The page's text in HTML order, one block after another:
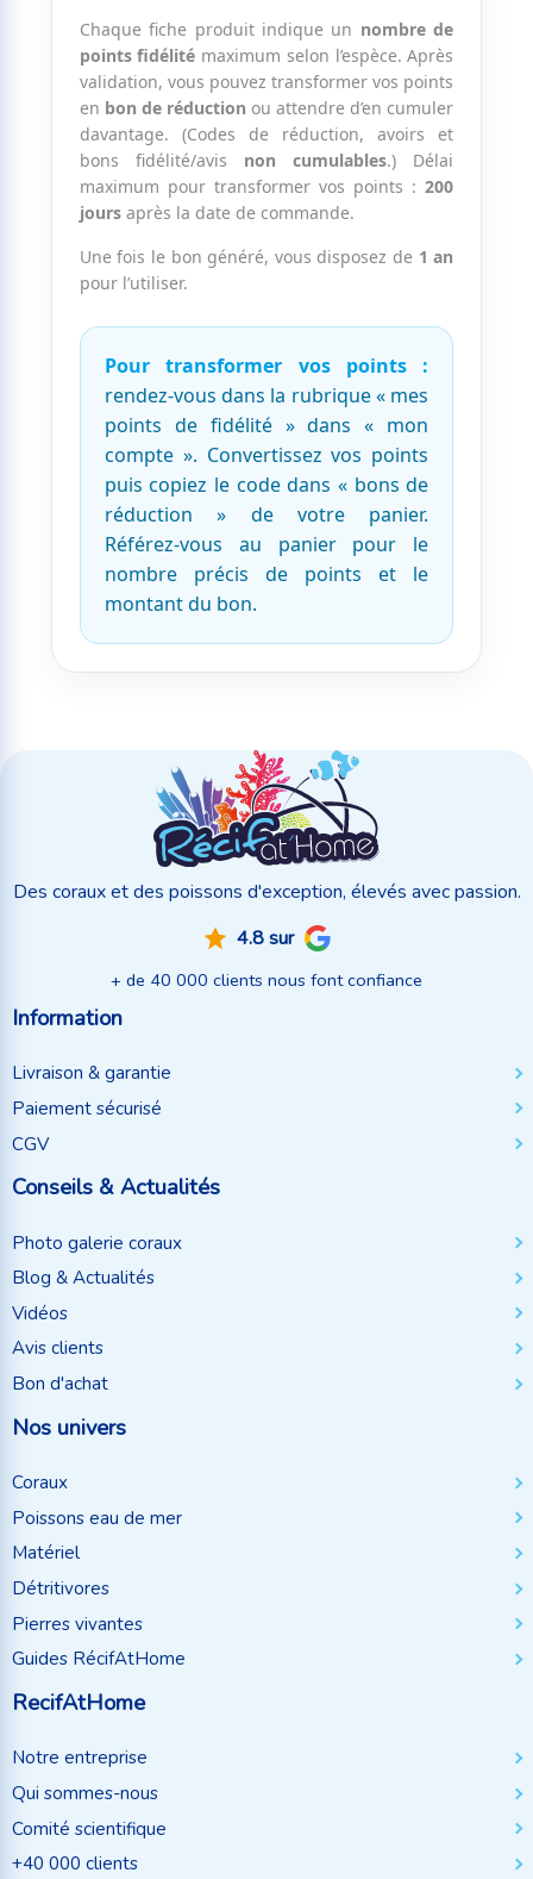
Chaque fiche produit indique un nombre de
points fidélité maximum selon l’espèce. Après
validation, vous pouvez transformer vos points
en bon de réduction ou attendre d’en cumuler
davantage. (Codes de réduction, avoirs et
bons fidélité/avis non cumulables.) Délai
maximum pour transformer vos points :200
joursaprès la date de commande.
Une fois le bon généré, vous disposez de 1 an
pour l’utiliser.
Pour transformer vos points :
rendez-vous dans la rubrique « mes
points de fidélité » dans « mon
compte ». Convertissez vos points
puis copiez le code dans « bons de
réduction » de votre panier.
Référez-vous au panier pour le
nombre précis de points et le
montant du bon.
Des coraux et des poissons d'exception, élevés avec passion.
4.8 sur
+ de 40 000 clients nous font confiance
Information
Livraison & garantie
Paiement sécurisé
CGV
Conseils & Actualités
Photo galerie coraux
Blog & Actualités
Vidéos
Avis clients
Bon d'achat
Nos univers
Coraux
Poissons eau de mer
Matériel
Détritivores
Pierres vivantes
Guides RécifAtHome
RecifAtHome
Notre entreprise
Qui sommes-nous
Comité scientifique
+40 000 clients